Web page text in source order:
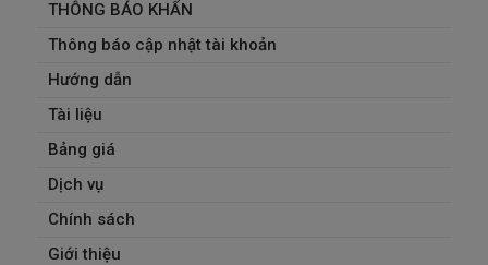
THÔNG BÁO KHẨN
Thông báo cập nhật tài khoản
Hướng dẫn
Tài liệu
Bảng giá
Dịch vụ
Chính sách
Giới thiệu